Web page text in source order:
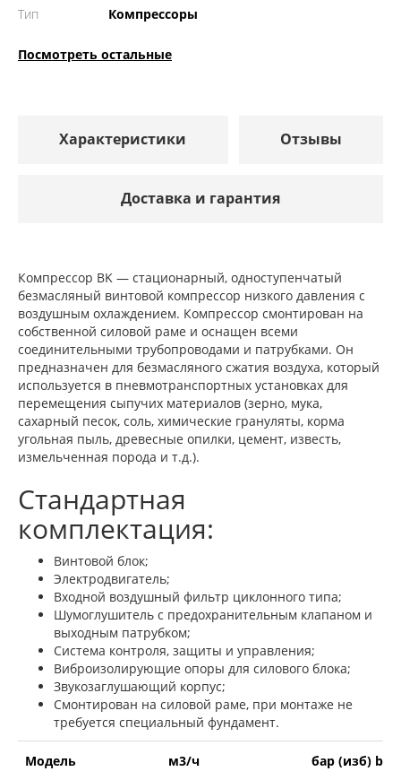
Тип Компрессоры
Посмотреть остальные
Характеристики Отзывы
Доставка и гарантия
Компрессор ВK — стационарный, одноступенчатый
безмасляный винтовой компрессор низкого давления с
воздушным охлаждением. Компрессор смонтирован на
собственной силовой раме и оснащен всеми
соединительными трубопроводами и патрубками. Он
предназначен для безмасляного сжатия воздуха, который
используется в пневмотранспортных установках для
перемещения сыпучих материалов (зерно, мука,
сахарный песок, соль, химические грануляты, корма
угольная пыль, древесные опилки, цемент, известь,
измельченная порода и т.д.).
Стандартная
комплектация:
Винтовой блок;
Электродвигатель;
Входной воздушный фильтр циклонного типа;
Шумоглушитель с предохранительным клапаном и
выходным патрубком;
Система контроля, защиты и управления;
Виброизолирующие опоры для силового блока;
Звукозаглушающий корпус;
Смонтирован на силовой раме, при монтаже не
требуется специальный фундамент.
Модель м3/ч бар (изб) bar